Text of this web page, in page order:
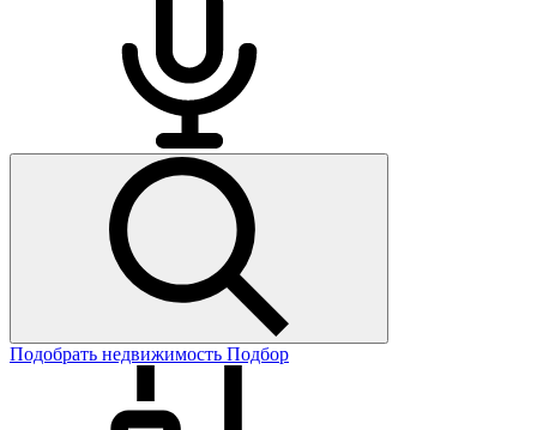
Подобрать недвижимость Подбор